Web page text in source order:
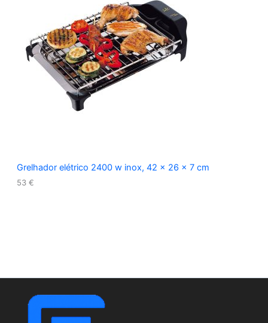
Grelhador elétrico 2400 w inox, 42 x 26 x 7 cm
53 €